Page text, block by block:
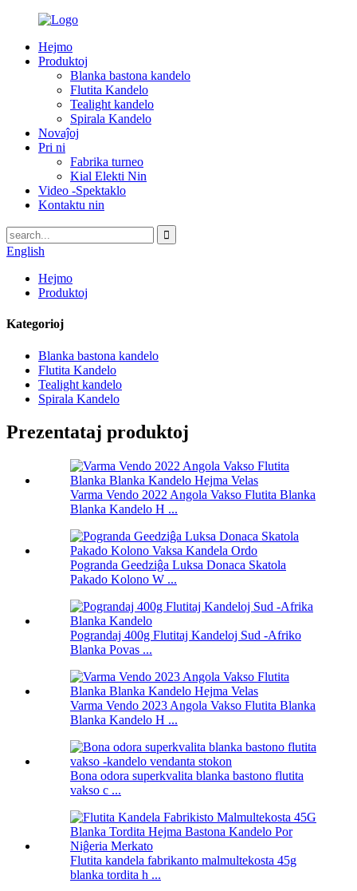
Hejmo
Produktoj
Blanka bastona kandelo
Flutita Kandelo
Tealight kandelo
Spirala Kandelo
Novaĵoj
Pri ni
Fabrika turneo
Kial Elekti Nin
Video -Spektaklo
Kontaktu nin
English
Hejmo
Produktoj
Kategorioj
Blanka bastona kandelo
Flutita Kandelo
Tealight kandelo
Spirala Kandelo
Prezentataj produktoj
Varma Vendo 2022 Angola Vakso Flutita Blanka
Blanka Kandelo H ...
Pogranda Geedziĝa Luksa Donaca Skatola
Pakado Kolono W ...
Pograndaj 400g Flutitaj Kandeloj Sud -Afriko
Blanka Povas ...
Varma Vendo 2023 Angola Vakso Flutita Blanka
Blanka Kandelo H ...
Bona odora superkvalita blanka bastono flutita
vakso c ...
Flutita kandela fabrikanto malmultekosta 45g
blanka tordita h ...